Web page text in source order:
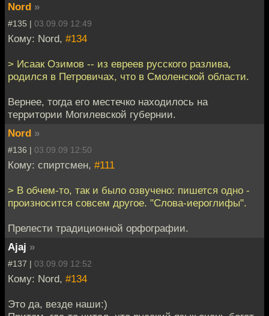
Nord »
#135 | 03.09.09 12:49
Кому: Nord, #134
> Исаак Озимов -- из евреев русского разлива,
родился в Петровичах, что в Смоленской области.
Вернее, тогда его местечко находилось на
территории Могилевской губернии.
Nord »
#136 | 03.09.09 12:50
Кому: спиртсмен, #111
> В обчем-то, так и было озвучено: пишется одно -
произносится совсем другое. "Слова-иероглифы".
Прелести традиционной орфографии.
Ajaj »
#137 | 03.09.09 12:52
Кому: Nord, #134
Это да, везде наши:)